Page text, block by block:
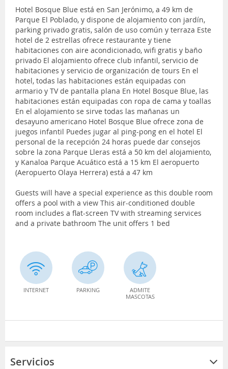
Hotel Bosque Blue está en San Jerónimo, a 49 km de
Parque El Poblado, y dispone de alojamiento con jardín,
parking privado gratis, salón de uso común y terraza Este
hotel de 2 estrellas ofrece restaurante y tiene
habitaciones con aire acondicionado, wifi gratis y baño
privado El alojamiento ofrece club infantil, servicio de
habitaciones y servicio de organización de tours En el
hotel, todas las habitaciones están equipadas con
armario y TV de pantalla plana En Hotel Bosque Blue, las
habitaciones están equipadas con ropa de cama y toallas
En el alojamiento se sirve todas las mañanas un
desayuno americano Hotel Bosque Blue ofrece zona de
juegos infantil Puedes jugar al ping-pong en el hotel El
personal de la recepción 24 horas puede dar consejos
sobre la zona Parque Lleras está a 50 km del alojamiento,
y Kanaloa Parque Acuático está a 15 km El aeropuerto
(Aeropuerto Olaya Herrera) está a 47 km
Guests will have a special experience as this double room
offers a pool with a view This air-conditioned double
room includes a flat-screen TV with streaming services
and a private bathroom The unit offers 1 bed
INTERNET PARKING
ADMITE
MASCOTAS
Servicios